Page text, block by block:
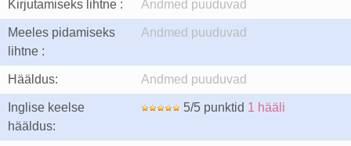
Kirjutamiseks lihtne : Andmed puuduvad
Meeles pidamiseks
lihtne :
Andmed puuduvad
Hääldus: Andmed puuduvad
Inglise keelse
hääldus:
5/5 punktid 1 hääli